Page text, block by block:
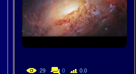
29 0 0.0